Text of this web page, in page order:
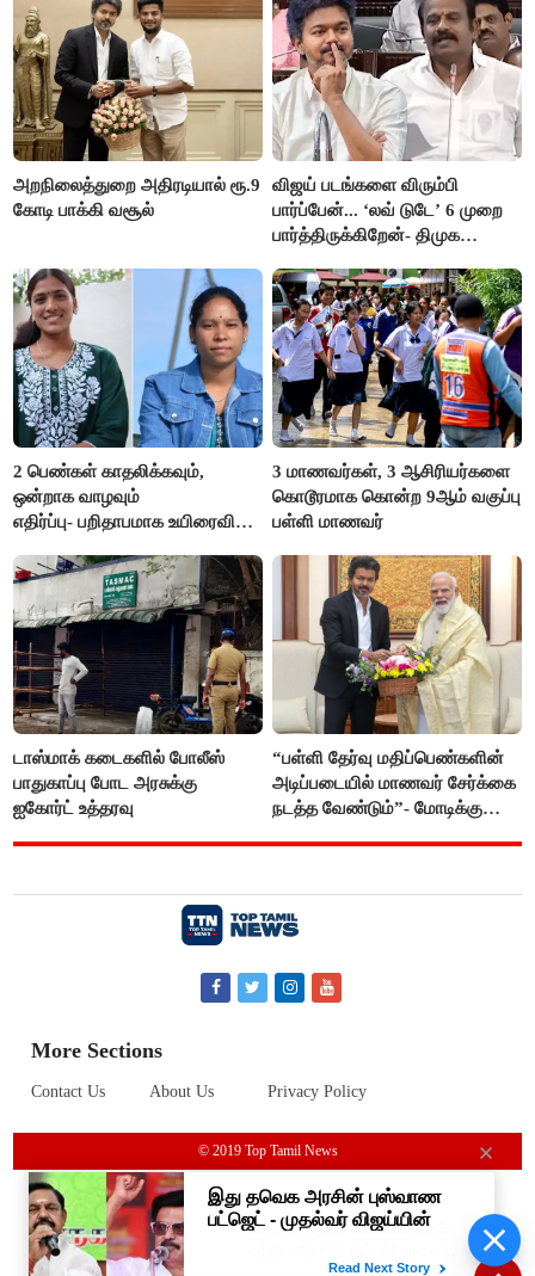
அறநிலைத்துறை அதிரடியால் ரூ.9
கோடி பாக்கி வசூல்
விஜய் படங்களை விரும்பி
பார்ப்பேன்... ‘லவ் டுடே’ 6 முறை
பார்த்திருக்கிறேன்- திமுக
2 பெண்கள் காதலிக்கவும்,
ஒன்றாக வாழவும்
எதிர்ப்பு- பறிதாபமாக உயிரைவிட்ட
3 மாணவர்கள், 3 ஆசிரியர்களை
கொடூரமாக கொன்ற 9ஆம் வகுப்பு
பள்ளி மாணவர்
டாஸ்மாக் கடைகளில் போலீஸ்
பாதுகாப்பு போட அரசுக்கு
ஐகோர்ட் உத்தரவு
“பள்ளி தேர்வு மதிப்பெண்களின்
அடிப்படையில் மாணவர் சேர்க்கை
நடத்த வேண்டும்”- மோடிக்கு
More Sections
Contact Us About Us Privacy Policy
© 2019 Top Tamil News
மாதம் ரூ.3,000 பென்ஷன் தரும்
மாவட்ட தொழிலாளர்களுக்கு